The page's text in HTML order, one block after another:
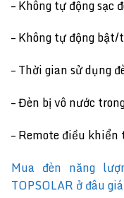
– Không tự động sạc
– Không tự động
– Thời gian sử dụng
– Đèn bị vô nước
– Remote điều
Mua đèn năng
TOPSOLAR ở đâu